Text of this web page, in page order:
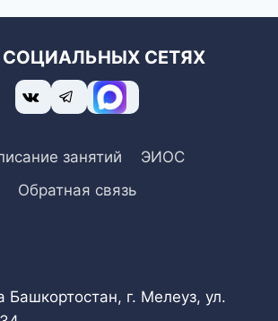
СЕТЯХ
занятий
ЭИОС
Обратная связь
Башкортостан, г. Мелеуз, ул.